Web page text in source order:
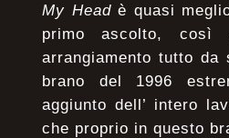
My Headè quasi
primo ascolto, così
arrangiamento tutto
brano del 1996
aggiunto dell’ intero
che proprio in questo